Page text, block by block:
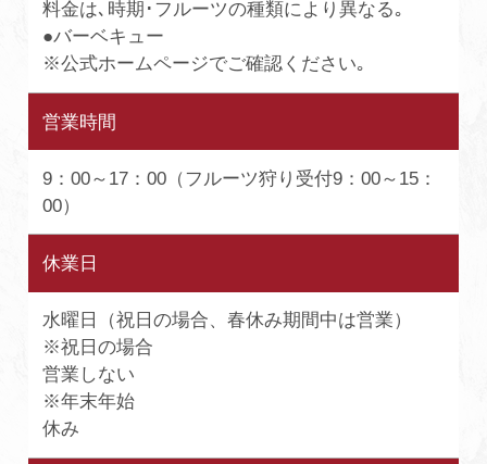
料金は､時期･フルーツの種類により異なる｡
●バーベキュー
※公式ホームページでご確認ください｡
営業時間
9：00～17：00（フルーツ狩り受付9：00～15：
00）
休業日
水曜日（祝日の場合、春休み期間中は営業）
※祝日の場合
営業しない
※年末年始
休み